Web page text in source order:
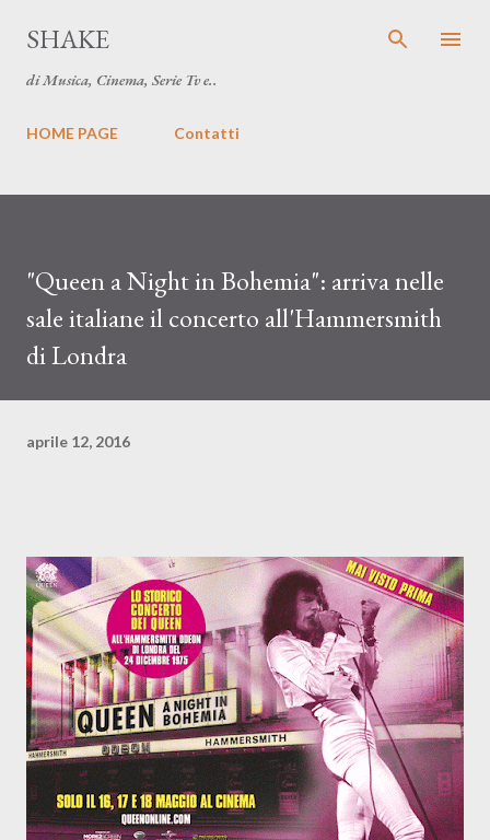
SHAKE
di Musica, Cinema, Serie Tv e..
HOME PAGE Contatti
"Queen a Night in Bohemia": arriva nelle
sale italiane il concerto all'Hammersmith
di Londra
aprile 12, 2016